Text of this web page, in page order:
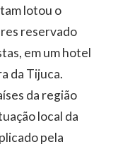
lotou o
reservado
em um hotel
da Tijuca.
da região
local da
pela